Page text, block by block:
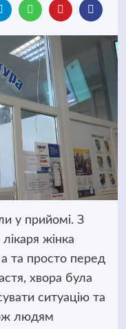
у прийомі. З
жінка
та просто перед
хвора була
ситуацію та
людям